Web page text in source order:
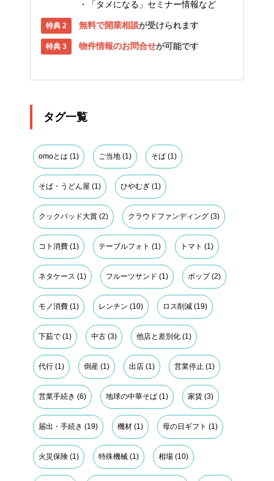
「タメになる」セミナー情報など
無料で開業相談が受けられます
物件情報のお問合せが可能です
タグ一覧
omoとは (1) ご当地 (1) そば (1)
そば・うどん屋 (1) ひやむぎ (1)
クックパッド大賞 (2) クラウドファンディング (3)
コト消費 (1) テーブルフォト (1) トマト (1)
ネタケース (1) フルーツサンド (1) ポップ(2)
モノ消費 (1) レンチン (10) ロス削減 (19)
下茹で (1) 中古 (3) 他店と差別化 (1)
代行 (1) 倒産 (1) 出店 (1) 営業停止 (1)
営業手続き (6) 地球の中華そば (1) 家賃 (3)
届出・手続き (19) 機材 (1) 母の日ギフト (1)
火災保険 (1) 特殊機械 (1) 相場 (10)